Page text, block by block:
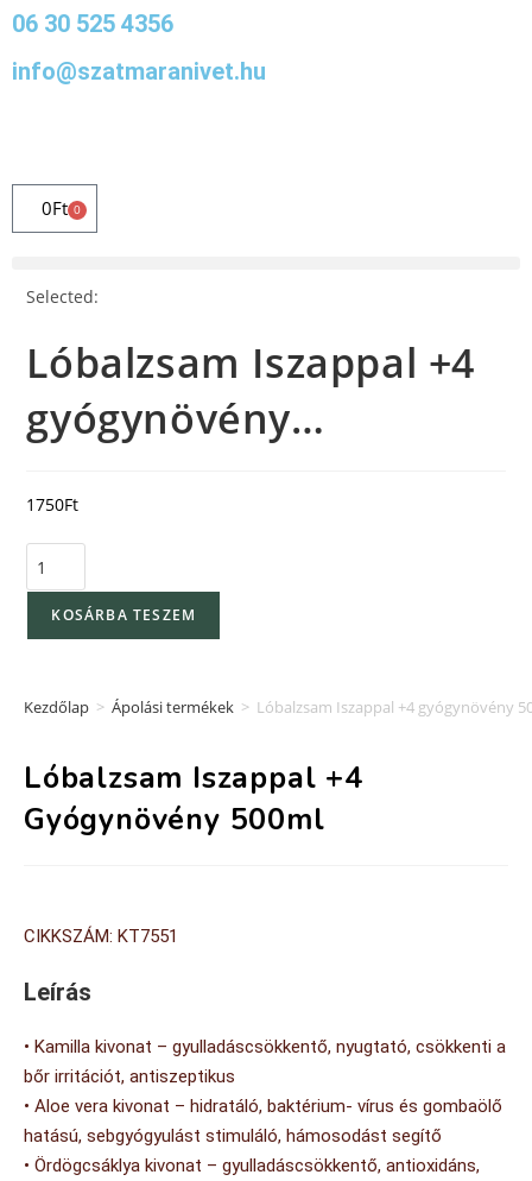
06 30 525 4356
info@szatmaranivet.hu
0Ft 0
Selected:
Lóbalzsam Iszappal +4
gyógynövény…
1750Ft
KOSÁRBA TESZEM
Kezdőlap > Ápolási termékek > Lóbalzsam Iszappal +4 gyógynövény
Lóbalzsam Iszappal +4
Gyógynövény 500ml
CIKKSZÁM: KT7551
Leírás
• Kamilla kivonat – gyulladáscsökkentő, nyugtató, csökkenti a
bőr irritációt, antiszeptikus
• Aloe vera kivonat – hidratáló, baktérium- vírus és gombaölő
hatású, sebgyógyulást stimuláló, hámosodást segítő
• Ördögcsáklya kivonat – gyulladáscsökkentő, antioxidáns,